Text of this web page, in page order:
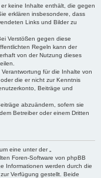
keine Inhalte enthält, die gegen
erklären insbesondere, dass
Links und Bilder zu
Verstößen gegen diese
Regeln kann der
von der Nutzung dieses
für die Inhalte von
die er nicht zur Kenntnis
Beiträge und
abzuändern, sofern sie
Betreiber oder einem Dritten
eine unter der „
Foren-Software von phpBB
Informationen werden durch die
Verfügung gestellt. Beide